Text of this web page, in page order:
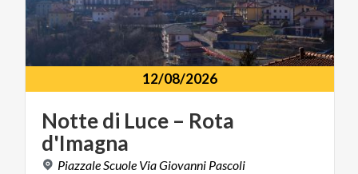
12/08/2026
Nottedi Luce – Rota
d'Imagna
PiazzaleScuole ViaGiovanni Pascoli